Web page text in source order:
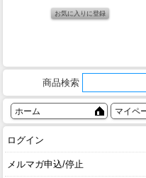
商品検索
ホーム マイペ
ログイン
メルマガ申込/停止